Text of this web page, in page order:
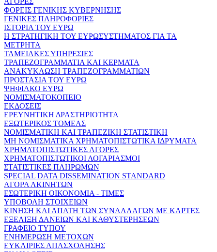
ΦΟΡΕΙΣ ΓΕΝΙΚΗΣ ΚΥΒΕΡΝΗΣΗΣ
ΓΕΝΙΚΕΣ ΠΛΗΡΟΦΟΡΙΕΣ
ΙΣΤΟΡΙΑ ΤΟΥ ΕΥΡΩ
Η ΣΤΡΑΤΗΓΙΚΗ ΤΟΥ ΕΥΡΩΣΥΣΤΗΜΑΤΟΣ ΓΙΑ ΤΑ
ΜΕΤΡΗΤΑ
ΤΑΜΕΙΑΚΕΣ ΥΠΗΡΕΣΙΕΣ
ΤΡΑΠΕΖΟΓΡΑΜΜΑΤΙΑ ΚΑΙ ΚΕΡΜΑΤΑ
ΑΝΑΚΥΚΛΩΣΗ ΤΡΑΠΕΖΟΓΡΑΜΜΑΤΙΩΝ
ΠΡΟΣΤΑΣΙΑ ΤΟΥ ΕΥΡΩ
ΨΗΦΙΑΚΟ ΕΥΡΩ
ΝΟΜΙΣΜΑΤΟΚΟΠΕΙΟ
ΕΚΔΟΣΕΙΣ
ΕΡΕΥΝΗΤΙΚΗ ΔΡΑΣΤΗΡΙΟΤΗΤΑ
ΕΞΩΤΕΡΙΚΟΣ ΤΟΜΕΑΣ
ΝΟΜΙΣΜΑΤΙΚΗ ΚΑΙ ΤΡΑΠΕΖΙΚΗ ΣΤΑΤΙΣΤΙΚΗ
ΜΗ ΝΟΜΙΣΜΑΤΙΚΑ ΧΡΗΜΑΤΟΠΙΣΤΩΤΙΚΑ ΙΔΡΥΜΑΤΑ
ΧΡΗΜΑΤΟΠΙΣΤΩΤΙΚΕΣ ΑΓΟΡΕΣ
ΧΡΗΜΑΤΟΠΙΣΤΩΤΙΚΟΙ ΛΟΓΑΡΙΑΣΜΟΙ
ΣΤΑΤΙΣΤΙΚΕΣ ΠΛΗΡΩΜΩΝ
SPECIAL DATA DISSEMINATION STANDARD
ΑΓΟΡΑ ΑΚΙΝΗΤΩΝ
ΕΣΩΤΕΡΙΚΗ ΟΙΚΟΝΟΜΙΑ - ΤΙΜΕΣ
ΥΠΟΒΟΛΗ ΣΤΟΙΧΕΙΩΝ
ΚΙΝΗΣΗ ΚΑΙ ΑΠΑΤΗ ΤΩΝ ΣΥΝΑΛΛΑΓΩΝ ΜΕ ΚΑΡΤΕΣ
ΕΞΕΛΙΞΗ ΔΑΝΕΙΩΝ ΚΑΙ ΚΑΘΥΣΤΕΡΗΣΕΩΝ
ΓΡΑΦΕΙΟ ΤΥΠΟΥ
ΕΝΗΜΕΡΩΣΗ ΜΕΤΟΧΩΝ
ΕΥΚΑΙΡΙΕΣ ΑΠΑΣΧΟΛΗΣΗΣ